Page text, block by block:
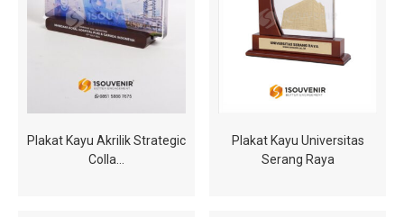
Plakat Kayu Akrilik Strategic
Colla…
Plakat Kayu Universitas
Serang Raya